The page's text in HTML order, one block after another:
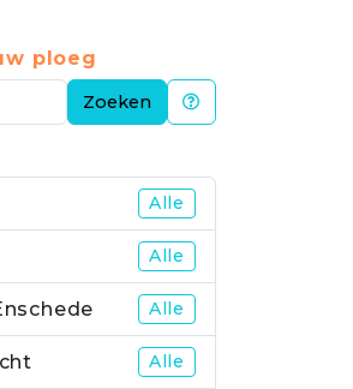
ploeg
Zoeken
Alle
Alle
Alle
Alle